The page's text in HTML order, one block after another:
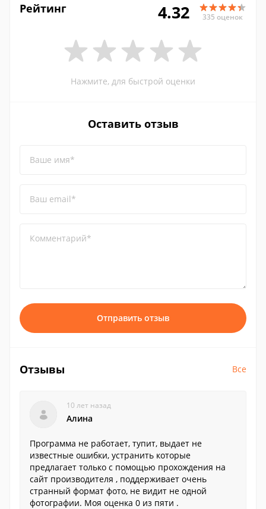
Рейтинг 4.32 335 оценок
Нажмите, для быстрой оценки
Оставить отзыв
Ваше имя*
Ваш email*
Комментарий*
Отправить отзыв
Отзывы Все
10 лет назад
Алина
Программа не работает, тупит, выдает не
известные ошибки, устранить которые
предлагает только с помощью прохождения на
сайт производителя , поддерживает очень
странный формат фото, не видит не одной
фотографии. Моя оценка 0 из пяти .